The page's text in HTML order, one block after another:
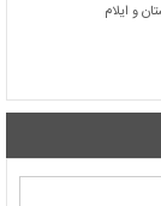
و ایلام